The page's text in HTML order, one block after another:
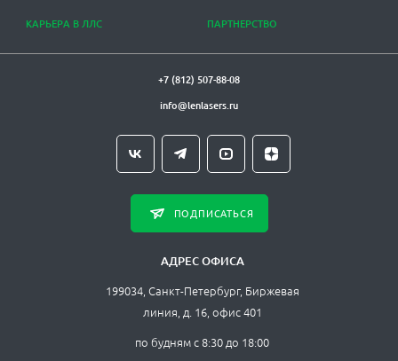
КАРЬЕРА В ЛЛС ПАРТНЕРСТВО
+7 (812) 507-88-08
info@lenlasers.ru
ПОДПИСАТЬСЯ
АДРЕС ОФИСА
199034, Санкт-Петербург, Биржевая
линия, д. 16, офис 401
по будням с 8:30 до 18:00